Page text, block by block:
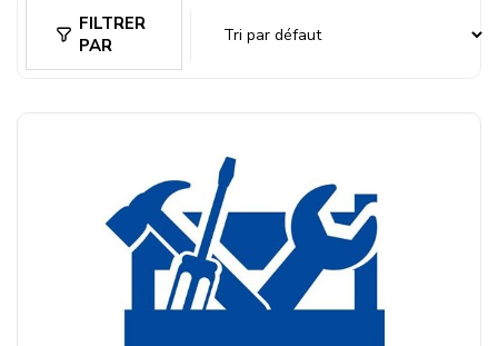
FILTRER
PAR